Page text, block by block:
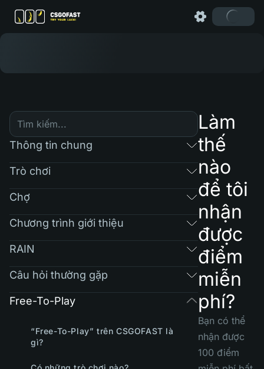
Thông tin chung
Trò chơi
Chợ
Chương trình giới thiệu
RAIN
Câu hỏi thường gặp
Free-To-Play
“Free-To-Play” trên CSGOFAST là
gì?
Làm
thế
nào
để tôi
nhận
được
điểm
miễn
phí?
Bạn có thể
nhận được
100 điểm